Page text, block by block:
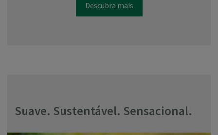
Descubra mais
Suave. Sustentável. Sensacional.